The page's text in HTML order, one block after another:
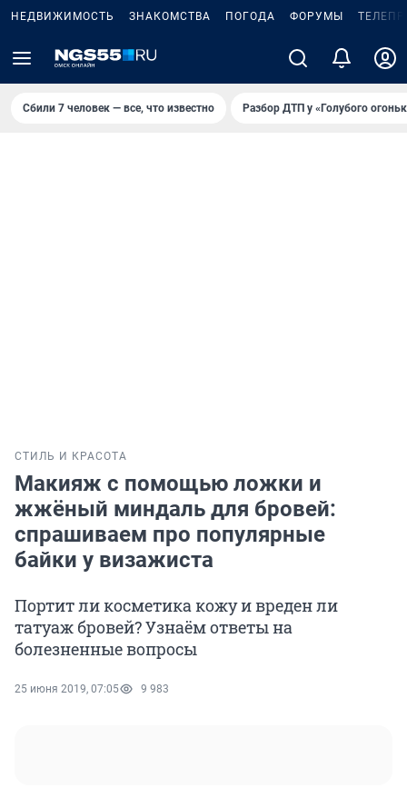
НЕДВИЖИМОСТЬ ЗНАКОМСТВА ПОГОДА ФОРУМЫ
Сбили 7 человек — все, что известно Разбор ДТП у «Голубого
СТИЛЬ И КРАСОТА
Макияж с помощью ложки и
жжёный миндаль для бровей:
спрашиваем про популярные
байки у визажиста
Портит ли косметика кожу и вреден ли
татуаж бровей? Узнаём ответы на
болезненные вопросы
25 июня 2019, 07:05 9 983